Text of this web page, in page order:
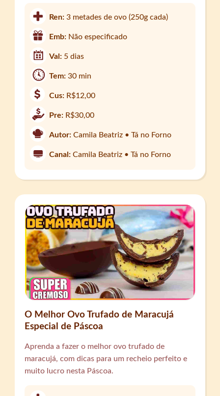
Ren:3 metades de ovo (250g cada)
Emb: Não especificado
Val: 5 dias
Tem:30 min
Cus: R$12,00
Pre: R$30,00
Autor: Camila Beatriz • Tá no Forno
Canal: Camila Beatriz • Tá no Forno
O Melhor Ovo Trufado de Maracujá
Especial de Páscoa
Aprenda a fazer o melhor ovo trufado de
maracujá, com dicas para um recheio perfeito e
muito lucro nesta Páscoa.